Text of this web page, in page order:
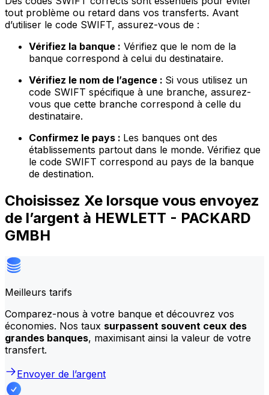
tout problème ou retard dans vos transferts. Avant
d’utiliser le code SWIFT, assurez-vous de :
Vérifiez la banque : Vérifiez que le nom de la
banque correspond à celui du destinataire.
Vérifiez le nom de l’agence : Si vous utilisez un
code SWIFT spécifique à une branche, assurez-
vous que cette branche correspond à celle du
destinataire.
Confirmez le pays : Les banques ont des
établissements partout dans le monde. Vérifiez que
le code SWIFT correspond au pays de la banque
de destination.
Choisissez Xe lorsque vous envoyez
de l’argent à HEWLETT - PACKARD
GMBH
Meilleurs tarifs
Comparez-nous à votre banque et découvrez vos
économies. Nos taux surpassent souvent ceux des
grandes banques, maximisant ainsi la valeur de votre
transfert.
Envoyer de l’argent